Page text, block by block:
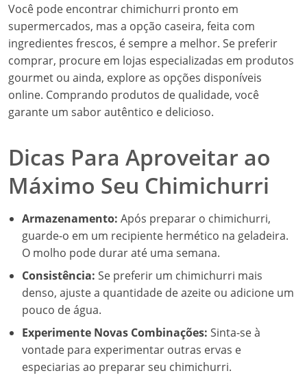
Você pode encontrar chimichurri pronto em
supermercados, mas a opção caseira, feita com
ingredientes frescos, é sempre a melhor. Se preferir
comprar, procure em lojas especializadas em produtos
gourmet ou ainda, explore as opções disponíveis
online. Comprando produtos de qualidade, você
garante um sabor autêntico e delicioso.
Dicas Para Aproveitar ao
Máximo Seu Chimichurri
Armazenamento: Após preparar o chimichurri,
guarde-o em um recipiente hermético na geladeira.
O molho pode durar até uma semana.
Consistência: Se preferir um chimichurri mais
denso, ajuste a quantidade de azeite ou adicione um
pouco de água.
Experimente Novas Combinações: Sinta-se à
vontade para experimentar outras ervas e
especiarias ao preparar seu chimichurri.